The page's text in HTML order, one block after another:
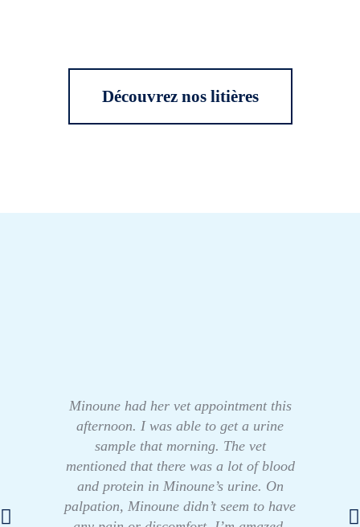
Découvrez nos litières
Minoune had her vet appointment this
afternoon. I was able to get a urine
sample that morning. The vet
mentioned that there was a lot of blood
and protein in Minoune’s urine. On
palpation, Minoune didn’t seem to have